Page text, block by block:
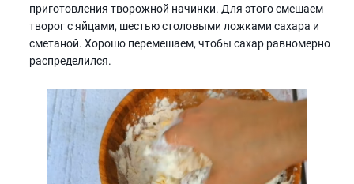
приготовления творожной начинки. Для этого смешаем
творог с яйцами, шестью столовыми ложками сахара и
сметаной. Хорошо перемешаем, чтобы сахар равномерно
распределился.